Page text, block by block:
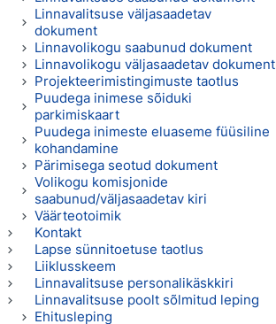
Linnavalitsuse väljasaadetav
dokument
Linnavolikogu saabunud dokument
Linnavolikogu väljasaadetav dokument
Projekteerimistingimuste taotlus
Puudega inimese sõiduki
parkimiskaart
Puudega inimeste eluaseme füüsiline
kohandamine
Pärimisega seotud dokument
Volikogu komisjonide
saabunud/väljasaadetav kiri
Väärteotoimik
Kontakt
Lapse sünnitoetuse taotlus
Liiklusskeem
Linnavalitsuse personalikäskkiri
Linnavalitsuse poolt sõlmitud leping
Ehitusleping